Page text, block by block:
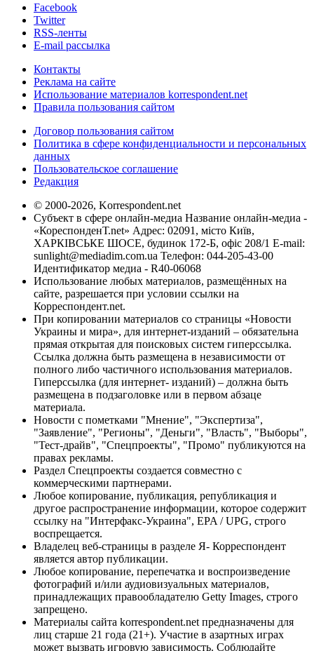
Facebook
Twitter
RSS-ленты
E-mail рассылка
Контакты
Реклама на сайте
Использование материалов korrespondent.net
Правила пользования сайтом
Договор пользования сайтом
Политика в сфере конфиденциальности и персональных
данных
Пользовательское соглашение
Редакция
© 2000-2026, Korrespondent.net
Субъект в сфере онлайн-медиа Название онлайн-медиа -
«КореспонденТ.net» Адрес: 02091, місто Київ,
ХАРКІВСЬКЕ ШОСЕ, будинок 172-Б, офіс 208/1 E-mail:
sunlight@mediadim.com.ua Телефон: 044-205-43-00
Идентификатор медиа - R40-06068
Использование любых материалов, размещённых на
сайте, разрешается при условии ссылки на
Корреспондент.net.
При копировании материалов со страницы «Новости
Украины и мира», для интернет-изданий – обязательна
прямая открытая для поисковых систем гиперссылка.
Ссылка должна быть размещена в независимости от
полного либо частичного использования материалов.
Гиперссылка (для интернет- изданий) – должна быть
размещена в подзаголовке или в первом абзаце
материала.
Новости с пометками "Мнение", "Экспертиза",
"Заявление", "Регионы", "Деньги", "Власть", "Выборы",
"Тест-драйв", "Спецпроекты", "Промо" публикуются на
правах рекламы.
Раздел Спецпроекты создается совместно с
коммерческими партнерами.
Любое копирование, публикация, републикация и
другое распространение информации, которое содержит
ссылку на "Интерфакс-Украина", EPA / UPG, строго
воспрещается.
Владелец веб-страницы в разделе Я- Корреспондент
является автор публикации.
Любое копирование, перепечатка и воспроизведение
фотографий и/или аудиовизуальных материалов,
принадлежащих правообладателю Getty Images, строго
запрещено.
Материалы сайта korrespondent.net предназначены для
лиц старше 21 года (21+). Участие в азартных играх
может вызвать игровую зависимость. Соблюдайте